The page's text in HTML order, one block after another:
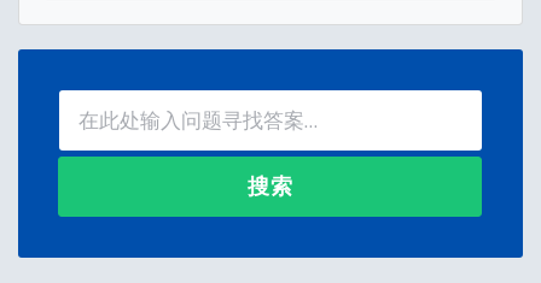
搜索